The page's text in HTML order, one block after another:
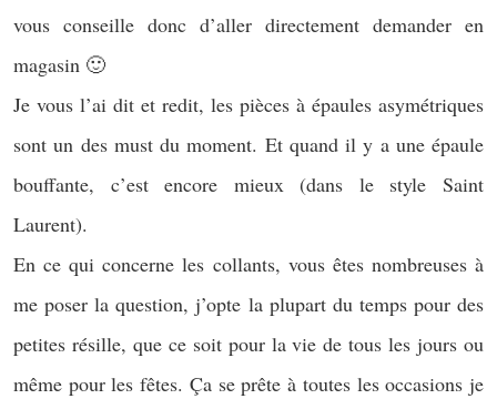
vous conseille donc d’aller directement demander en
magasin 🙂
Je vous l’ai dit et redit, les pièces à épaules asymétriques
sont un des must du moment. Et quand il y a une épaule
bouffante, c’est encore mieux (dans le style Saint
Laurent).
En ce qui concerne les collants, vous êtes nombreuses à
me poser la question, j’opte la plupart du temps pour des
petites résille, que ce soit pour la vie de tous les jours ou
même pour les fêtes. Ça se prête à toutes les occasions je